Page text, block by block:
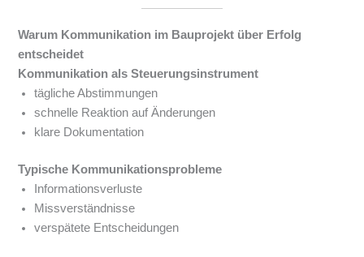
Warum Kommunikation im Bauprojekt über Erfolg
entscheidet
Kommunikation als Steuerungsinstrument
tägliche Abstimmungen
schnelle Reaktion auf Änderungen
klare Dokumentation
Typische Kommunikationsprobleme
Informationsverluste
Missverständnisse
verspätete Entscheidungen